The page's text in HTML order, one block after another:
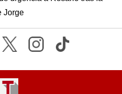
Jorge